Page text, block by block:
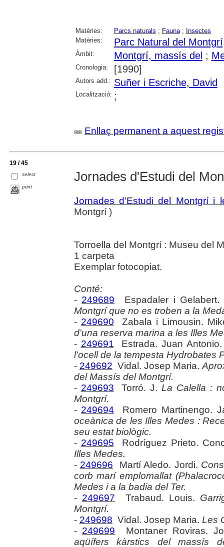
Matèries: Parcs naturals ; Fauna; Insectes
Matèries:
Parc Natural del
Àmbit: Montgrí, massís del ;
Cronologia: [1990]
Autors add.: Suñer i Escriche, David
Localització: ;
Enllaç permanent a aquest
19 / 45
select
print
Jornades d'Estudi del
Jornades d'Estudi del Montgrí i
Montgrí )
Torroella del Montgrí : Museu del
1 carpeta
Exemplar fotocopiat.
Conté:
- 249689 Espadaler i
Montgrí que no es troben a la
- 249690 Zabala i Limousin.
d'una reserva marina a les Illes
- 249691 Estrada. Juan
l'ocell de la tempesta Hydrobates
- 249692 Vidal. Josep Maria.
del Massís del Montgrí.
- 249693 Torró. J.La Calella :
Montgrí.
- 249694 Romero Martinengo.
oceànica de les Illes Medes :
seu estat biològic.
- 249695 Rodríguez Prieto.
Illes Medes.
- 249696 Martí Aledo. Jordi.
corb marí emplomallat
Medes i a la badia del Ter.
- 249697 Trabaud. Louis.
Montgrí.
- 249698 Vidal. Josep Maria. Les
- 249699 Montaner Roviras.
aqüífers kàrstics del massís